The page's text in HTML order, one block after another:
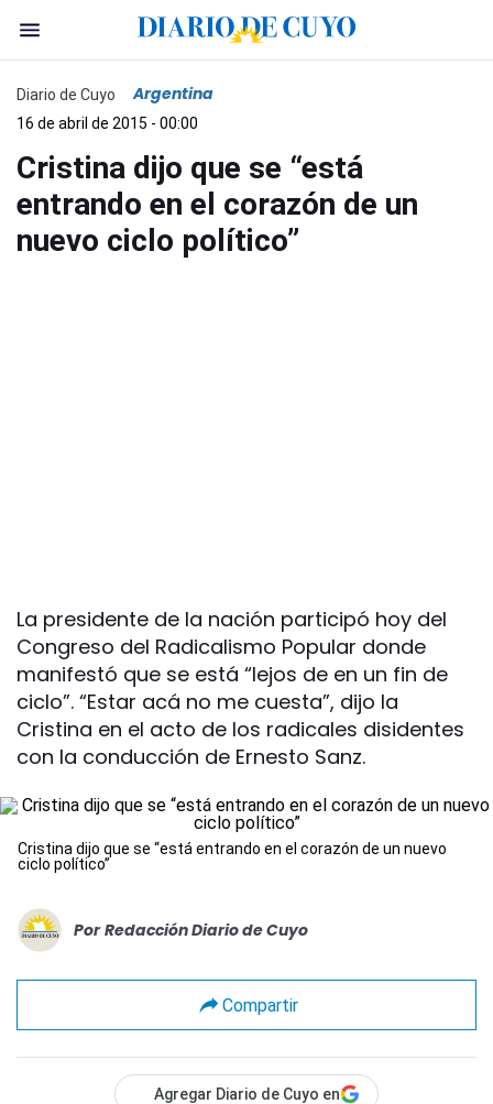
Diario de Cuyo Argentina
16 de abril de 2015 - 00:00
Cristina dijo que se “está
entrando en el corazón de un
nuevo ciclo político”
La presidente de la nación participó hoy del
Congreso del Radicalismo Popular donde
manifestó que se está “lejos de en un fin de
ciclo”. “Estar acá no me cuesta”, dijo la
Cristina en el acto de los radicales disidentes
con la conducción de Ernesto Sanz.
Cristina dijo que se “está entrando en el corazón de un nuevo
ciclo político”
Por Redacción Diario de Cuyo
Compartir
Agregar Diario de Cuyo en